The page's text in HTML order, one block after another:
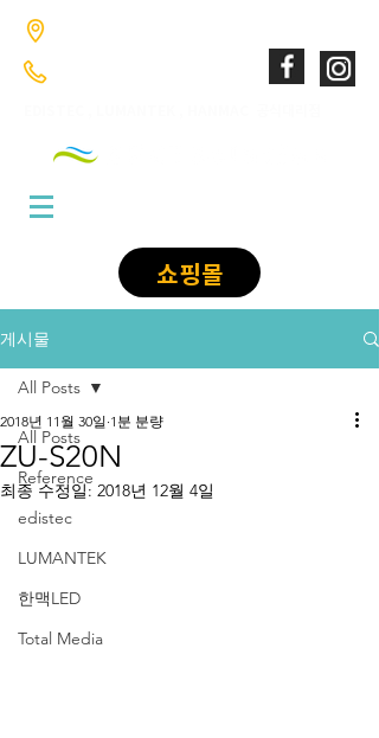
쇼핑몰
게시물
All Posts
Reference
edistec
LUMANTEK
한맥LED
Total Media
All Posts
ZU-S20N
2018년 11월 30일 1분 분량
최종 수정일: 2018년 12월 4일